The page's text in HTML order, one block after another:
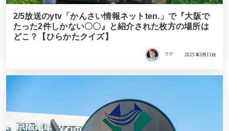
2/5放送のytv「かんさい情報ネットten.」で『大阪で
たった2件しかない〇〇』と紹介された枚方の場所は
どこ？【ひらかたクイズ】
フク 2025年3月11日